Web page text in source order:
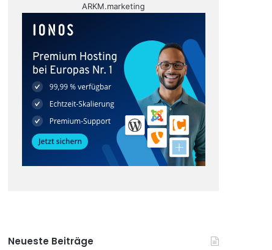
ARKM.marketing
Neueste Beiträge